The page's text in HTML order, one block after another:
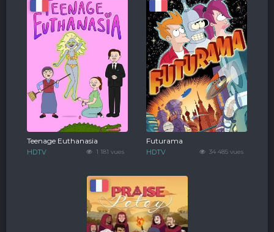
1 181 vues
Teenage Euthanasia
HDTV 34 485 vues
Futurama
HDTV